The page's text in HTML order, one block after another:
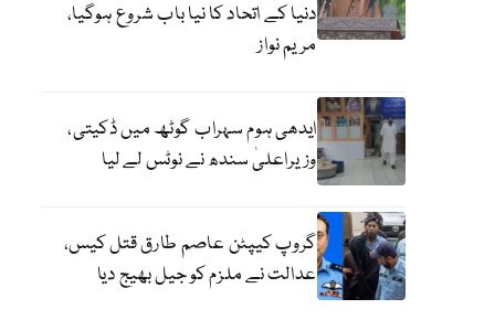
دنیا کے اتحاد کا نیا باب شروع ہوگیا،
مریم نواز
ایدھی ہوم سہراب گوٹھ میں ڈکیتی،
وزیراعلیٰ سندھ نے نوٹس لے لیا
گروپ کیپٹن عاصم طارق قتل کیس،
عدالت نے ملزم کو جیل بھیج دیا